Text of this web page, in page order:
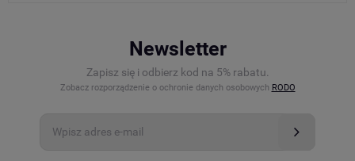
Newsletter
Zapisz się i odbierz kod na 5% rabatu.
Zobacz rozporządzenie o ochronie danych osobowych RODO